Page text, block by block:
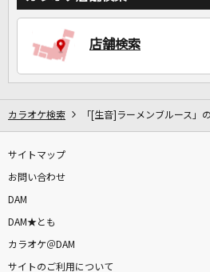
店舗検索
カラオケ検索 「[生音]ラーメンブルース」
サイトマップ
お問い合わせ
DAM
DAM★とも
カラオケ＠DAM
サイトのご利用について